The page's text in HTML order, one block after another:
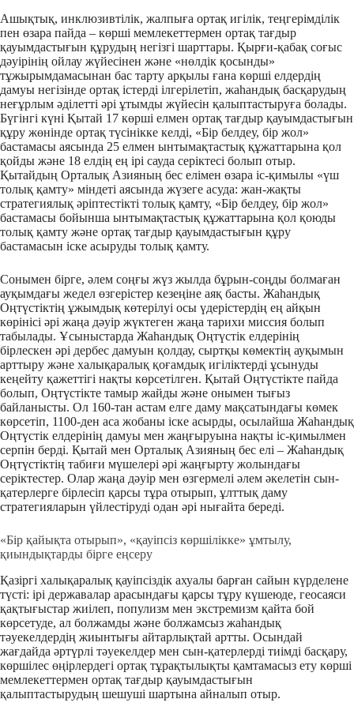
Ашықтық, инклюзивтілік, жалпыға ортақ игілік, теңгерімділік
пен өзара пайда – көрші мемлекеттермен ортақ тағдыр
қауымдастығын құрудың негізгі шарттары. Қырғи-қабақ соғыс
дәуірінің ойлау жүйесінен және «нөлдік қосынды»
тұжырымдамасынан бас тарту арқылы ғана көрші елдердің
дамуы негізінде ортақ істерді ілгерілетіп, жаһандық басқарудың
неғұрлым әділетті әрі ұтымды жүйесін қалыптастыруға болады.
Бүгінгі күні Қытай 17 көрші елмен ортақ тағдыр қауымдастығын
құру жөнінде ортақ түсінікке келді, «Бір белдеу, бір жол»
бастамасы аясында 25 елмен ынтымақтастық құжаттарына қол
қойды және 18 елдің ең ірі сауда серіктесі болып отыр.
Қытайдың Орталық Азияның бес елімен өзара іс-қимылы «үш
толық қамту» міндеті аясында жүзеге асуда: жан-жақты
стратегиялық әріптестікті толық қамту, «Бір белдеу, бір жол»
бастамасы бойынша ынтымақтастық құжаттарына қол қоюды
толық қамту және ортақ тағдыр қауымдастығын құру
бастамасын іске асыруды толық қамту.
Сонымен бірге, әлем соңғы жүз жылда бұрын-соңды болмаған
ауқымдағы жедел өзгерістер кезеңіне аяқ басты. Жаһандық
Оңтүстіктің ұжымдық көтерілуі осы үдерістердің ең айқын
көрінісі әрі жаңа дәуір жүктеген жаңа тарихи миссия болып
табылады. Ұсыныстарда Жаһандық Оңтүстік елдерінің
бірлескен әрі дербес дамуын қолдау, сыртқы көмектің ауқымын
арттыру және халықаралық қоғамдық игіліктерді ұсынуды
кеңейту қажеттігі нақты көрсетілген. Қытай Оңтүстікте пайда
болып, Оңтүстікте тамыр жайды және онымен тығыз
байланысты. Ол 160-тан астам елге даму мақсатындағы көмек
көрсетіп, 1100-ден аса жобаны іске асырды, осылайша Жаһандық
Оңтүстік елдерінің дамуы мен жаңғыруына нақты іс-қимылмен
серпін берді. Қытай мен Орталық Азияның бес елі – Жаһандық
Оңтүстіктің табиғи мүшелері әрі жаңғырту жолындағы
серіктестер. Олар жаңа дәуір мен өзгермелі әлем әкелетін сын-
қатерлерге бірлесіп қарсы тұра отырып, ұлттық даму
стратегияларын үйлестіруді одан әрі нығайта береді.
«Бір қайықта отырып», «қауіпсіз көршілікке» ұмтылу,
қиындықтарды бірге еңсеру
Қазіргі халықаралық қауіпсіздік ахуалы барған сайын күрделене
түсті: ірі державалар арасындағы қарсы тұру күшеюде, геосаяси
қақтығыстар жиілеп, популизм мен экстремизм қайта бой
көрсетуде, ал болжамды және болжамсыз жаһандық
тәуекелдердің жиынтығы айтарлықтай артты. Осындай
жағдайда әртүрлі тәуекелдер мен сын-қатерлерді тиімді басқару,
көршілес өңірлердегі ортақ тұрақтылықты қамтамасыз ету көрші
мемлекеттермен ортақ тағдыр қауымдастығын
қалыптастырудың шешуші шартына айналып отыр.